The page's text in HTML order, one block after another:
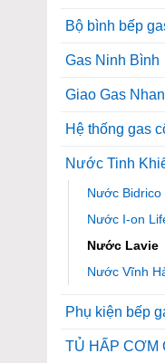
Bộ bình bếp
Gas Ninh Bình
Giao Gas
Hệ thống gas
Nước Tinh
Nước Bidrico
Nước I-on
Nước Lavie
Nước Vĩnh
Phụ kiện bếp
TỦ HẤP CƠM